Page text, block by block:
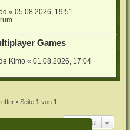
«05.08.2026, 19:51
Games
Kimo «01.08.2026, 17:04
• Seite 1 von 1
Gehe zu